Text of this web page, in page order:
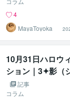
4
MayaToyoka
10月31日ハロウ
ション｜3✦影（
る 記事
コラム